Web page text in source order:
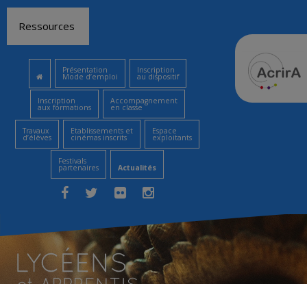
contenu
Ressources
Présentation
Mode d’emploi
Inscription
au dispositif
Inscription
aux formations
Accompagnement
en classe
Travaux
d’élèves
Etablissements et
cinémas inscrits
Espace
exploitants
Festivals
partenaires Actualités